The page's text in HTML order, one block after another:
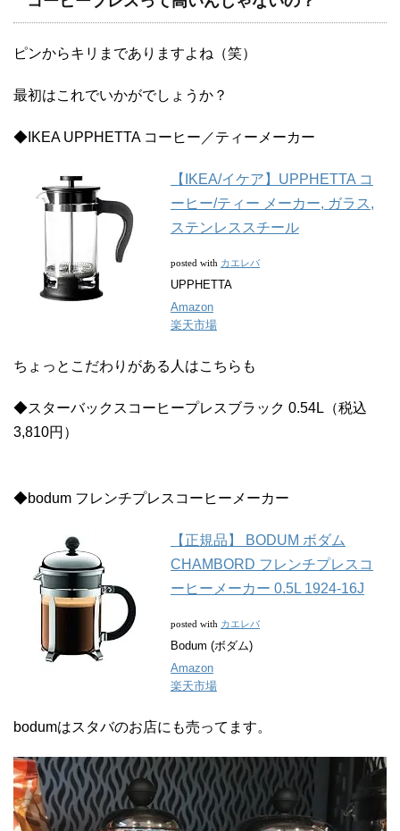
ピンからキリまでありますよね（笑）
最初はこれでいかがでしょうか？
◆IKEA UPPHETTA コーヒー／ティーメーカー
【IKEA/イケア】UPPHETTA コ
ーヒー/ティー メーカー, ガラス,
ステンレススチール
posted with カエレバ
UPPHETTA
Amazon
楽天市場
ちょっとこだわりがある人はこちらも
◆スターバックスコーヒープレスブラック 0.54L（税込
3,810円）
◆bodum フレンチプレスコーヒーメーカー
【正規品】 BODUM ボダム
CHAMBORD フレンチプレスコ
ーヒーメーカー 0.5L 1924-16J
posted with カエレバ
Bodum (ボダム)
Amazon
楽天市場
bodumはスタバのお店にも売ってます。